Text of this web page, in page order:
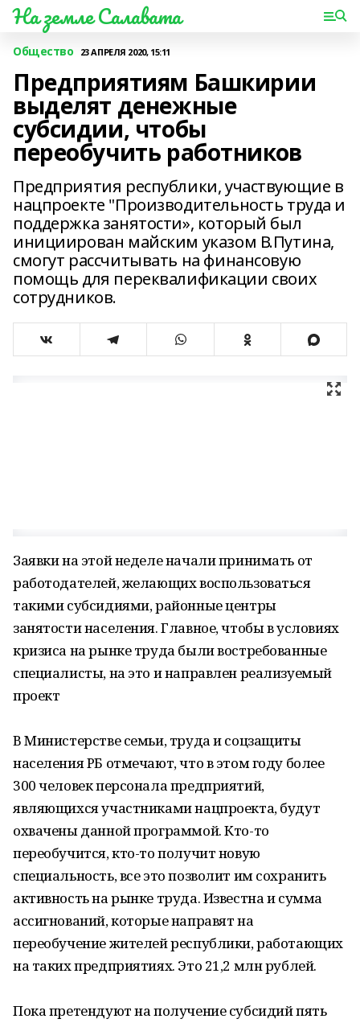
На земле Салавата
Общество 23 АПРЕЛЯ 2020, 15:11
Предприятиям Башкирии
выделят денежные
субсидии, чтобы
переобучить работников
Предприятия республики, участвующие в
нацпроекте "Производительность труда и
поддержка занятости», который был
инициирован майским указом В.Путина,
смогут рассчитывать на финансовую
помощь для переквалификации своих
сотрудников.
Заявки на этой неделе начали принимать от
работодателей, желающих воспользоваться
такими субсидиями, районные центры
занятости населения. Главное, чтобы в условиях
кризиса на рынке труда были востребованные
специалисты, на это и направлен реализуемый
проект
В Министерстве семьи, труда и соцзащиты
населения РБ отмечают, что в этом году более
300 человек персонала предприятий,
являющихся участниками нацпроекта, будут
охвачены данной программой. Кто-то
переобучится, кто-то получит новую
специальность, все это позволит им сохранить
активность на рынке труда. Известна и сумма
ассигнований, которые направят на
переобучение жителей республики, работающих
на таких предприятиях. Это 21,2 млн рублей.
Пока претендуют на получение субсидий пять